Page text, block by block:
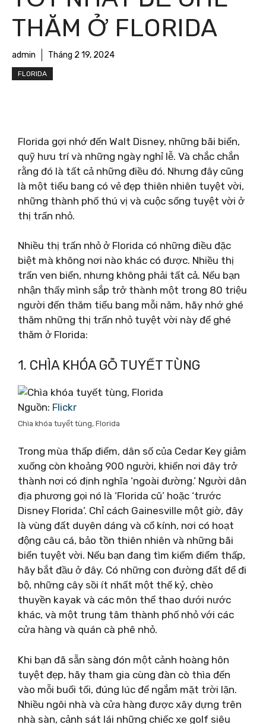
THĂM Ở FLORIDA
admin Tháng 2 19, 2024
FLORIDA
Florida gợi nhớ đến Walt Disney, những bãi biển,
quỹ hưu trí và những ngày nghỉ lễ. Và chắc chắn
rằng đó là tất cả những điều đó. Nhưng đây cũng
là một tiểu bang có vẻ đẹp thiên nhiên tuyệt vời,
những thành phố thú vị và cuộc sống tuyệt vời ở
thị trấn nhỏ.
Nhiều thị trấn nhỏ ở Florida có những điều đặc
biệt mà không nơi nào khác có được. Nhiều thị
trấn ven biển, nhưng không phải tất cả. Nếu bạn
nhận thấy mình sắp trở thành một trong 80 triệu
người đến thăm tiểu bang mỗi năm, hãy nhớ ghé
thăm những thị trấn nhỏ tuyệt vời này để ghé
thăm ở Florida:
1. CHÌA KHÓA GỖ TUYẾT TÙNG
Nguồn: Flickr
Chìa khóa tuyết tùng, Florida
Trong mùa thấp điểm, dân số của Cedar Key giảm
xuống còn khoảng 900 người, khiến nơi đây trở
thành nơi có định nghĩa ‘ngoài đường.’ Người dân
địa phương gọi nó là ‘Florida cũ’ hoặc ‘trước
Disney Florida’. Chỉ cách Gainesville một giờ, đây
là vùng đất duyên dáng và cổ kính, nơi có hoạt
động câu cá, bảo tồn thiên nhiên và những bãi
biển tuyệt vời. Nếu bạn đang tìm kiếm điểm thấp,
hãy bắt đầu ở đây. Có những con đường đất để đi
bộ, những cây sồi ít nhất một thế kỷ, chèo
thuyền kayak và các môn thể thao dưới nước
khác, và một trung tâm thành phố nhỏ với các
cửa hàng và quán cà phê nhỏ.
Khi bạn đã sẵn sàng đón một cảnh hoàng hôn
tuyệt đẹp, hãy tham gia cùng đàn cò thìa đến
vào mỗi buổi tối, đúng lúc để ngắm mặt trời lặn.
Nhiều ngôi nhà và cửa hàng được xây dựng trên
nhà sàn, cảnh sát lái những chiếc xe golf siêu